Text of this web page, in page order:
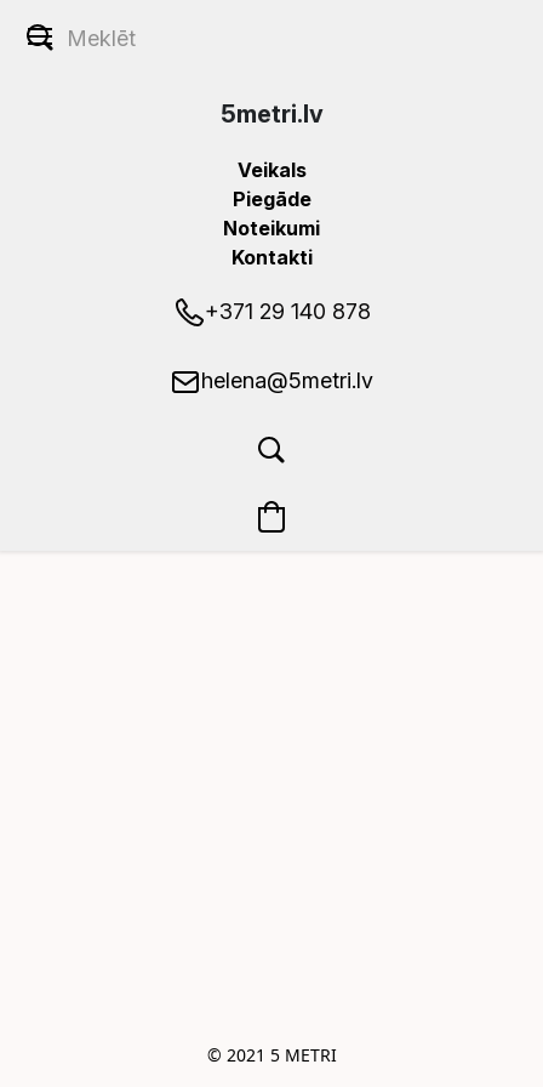
5metri.lv
Veikals
Piegāde
Noteikumi
Kontakti
+371 29 140 878
helena@5metri.lv
© 2021 5 METRI